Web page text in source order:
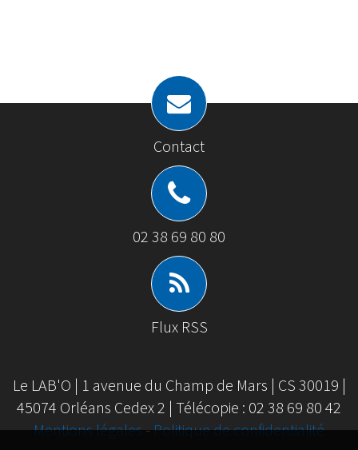
Contact
02 38 69 80 80
Flux RSS
Le LAB'O | 1 avenue du Champ de Mars | CS 30019 |
45074 Orléans Cedex 2 | Télécopie : 02 38 69 80 42
Mentions légales-Politique de confidentialité